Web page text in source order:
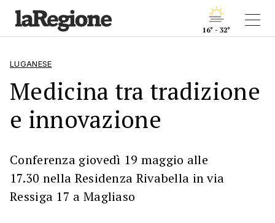
16° - 32°
LUGANESE
Medicina tra tradizione
e innovazione
Conferenza giovedì 19 maggio alle
17.30 nella Residenza Rivabella in via
Ressiga 17 a Magliaso